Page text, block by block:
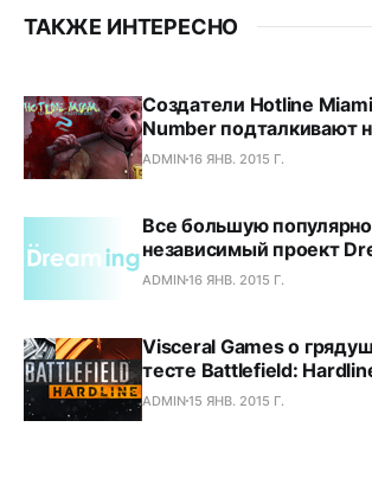
ТАКЖЕ ИНТЕРЕСНО
Создатели Hotline
Number подталкивают
ADMIN16 ЯНВ. 2015 Г.
Все большую
независимый проект
ADMIN16 ЯНВ. 2015 Г.
Visceral Games о
тесте Battlefield:
ADMIN15 ЯНВ. 2015 Г.